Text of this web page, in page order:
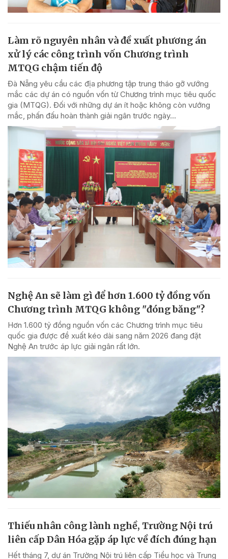
Làm rõ nguyên nhân và đề xuất phương án
xử lý các công trình vốn Chương trình
MTQG chậm tiến độ
Đà Nẵng yêu cầu các địa phương tập trung tháo gỡ vướng
mắc các dự án có nguồn vốn từ Chương trình mục tiêu quốc
gia (MTQG). Đối với những dự án ít hoặc không còn vướng
mắc, phấn đấu hoàn thành giải ngân trước ngày...
Nghệ An sẽ làm gì để hơn 1.600 tỷ đồng vốn
Chương trình MTQG không "đóng băng"?
Hơn 1.600 tỷ đồng nguồn vốn các Chương trình mục tiêu
quốc gia được đề xuất kéo dài sang năm 2026 đang đặt
Nghệ An trước áp lực giải ngân rất lớn.
Thiếu nhân công lành nghề, Trường Nội trú
liên cấp Dân Hóa gặp áp lực về đích đúng hạn
Hết tháng 7, dự án Trường Nội trú liên cấp Tiểu học và Trung